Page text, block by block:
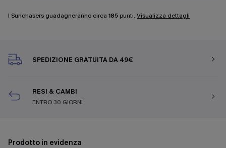
I Sunchasers guadagneranno circa 185 punti. Visualizza dettagli
SPEDIZIONE GRATUITA DA 49€
RESI & CAMBI
ENTRO 30 GIORNI
Prodotto in evidenza